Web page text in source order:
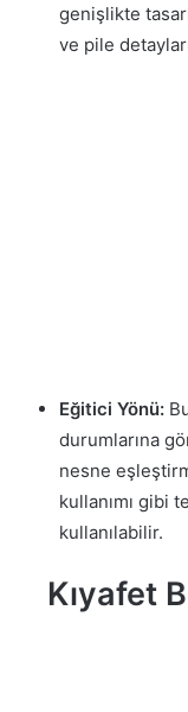
genişlikte
ve pile
Eğitici Yönü:
durumlarına
nesne
kullanımı gibi
kullanılabilir.
Kıyafet